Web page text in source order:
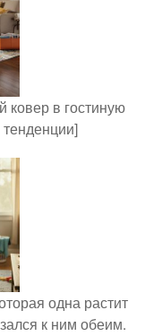
ковер в гостиную
одна растит
к ним обеим.